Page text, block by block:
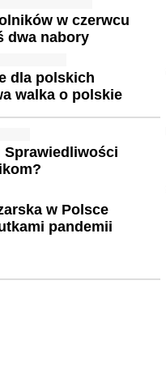
w czerwcu
dwa nabory
dla polskich
walka o polskie
Sprawiedliwości
w Polsce
pandemii